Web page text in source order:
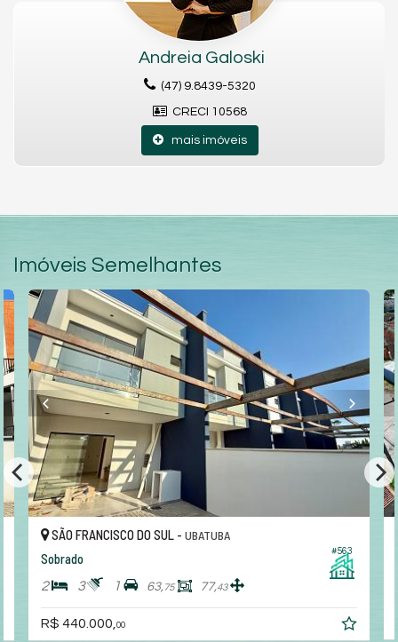
Andreia Galoski
(47) 9.8439-5320
CRECI 10568
mais imóveis
Imóveis Semelhantes
#563
SÃO FRANCISCO DO SUL - UBATUBA
Sobrado
2 3 1 63,75 77,43
R$ 440.000, 00